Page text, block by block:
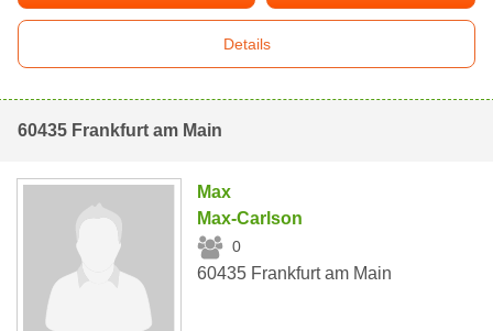
Details
60435 Frankfurt am Main
Max
Max-Carlson
0
60435 Frankfurt am Main